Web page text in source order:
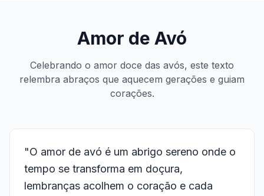
Amor de Avó
Celebrando o amor doce das avós, este texto
relembra abraços que aquecem gerações e guiam
corações.
"O amor de avó é um abrigo sereno onde o
tempo se transforma em doçura,
lembranças acolhem o coração e cada